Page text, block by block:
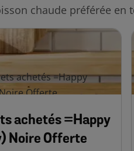
chaude préférée en
achetés =Happy
Noire Offerte